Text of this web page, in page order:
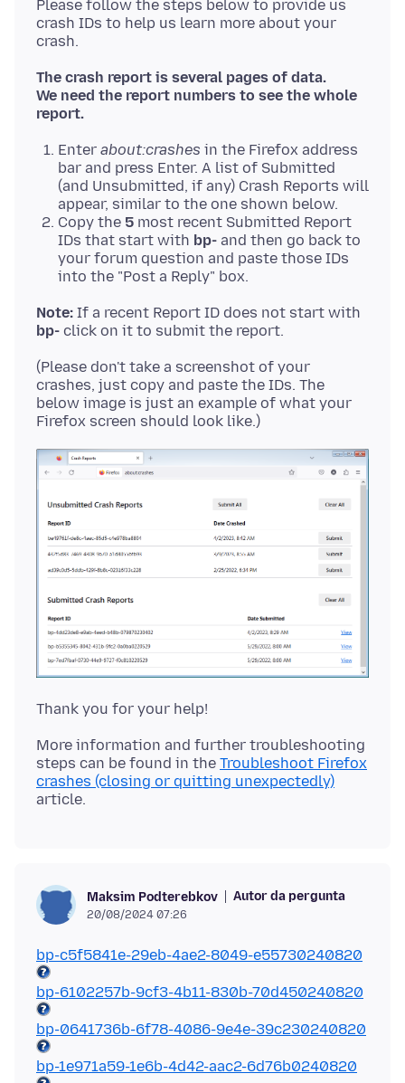
Please follow the steps below to provide us
crash IDs to help us learn more about your
The crash report is several pages of data.
We need the report numbers to see the whole
report.
Enter about:crashes in the Firefox address
bar and press Enter. A list of Submitted
(and Unsubmitted, if any) Crash Reports will
appear, similar to the one shown below.
Copy the 5 most recent Submitted Report
IDs that start with bp- and then go back to
your forum question and paste those IDs
into the "Post a Reply" box.
Note: If a recent Report ID does not start with
bp-
(Please don't take a screenshot of your
crashes, just copy and paste the IDs. The
below image is just an example of what your
More information and further troubleshooting
steps can be found in the Troubleshoot Firefox
crashes (closing or quitting unexpectedly)
Maksim Podterebkov Autor da pergunta
20/08/2024 07:26
bp-c5f5841e-29eb-4ae2-8049-e55730240820
bp-6102257b-9cf3-4b11-830b-70d450240820
bp-0641736b-6f78-4086-9e4e-39c230240820
bp-1e971a59-1e6b-4d42-aac2-6d76b0240820